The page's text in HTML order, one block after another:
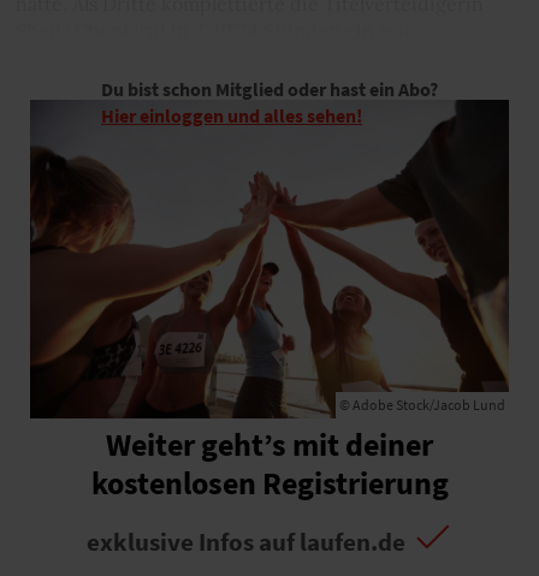
Du bist schon Mitglied oder hast ein Abo?
Hier einloggen und alles sehen!
© Adobe Stock/Jacob Lund
Weiter geht’s mit deiner
kostenlosen Registrierung
exklusive Infos auf laufen.de